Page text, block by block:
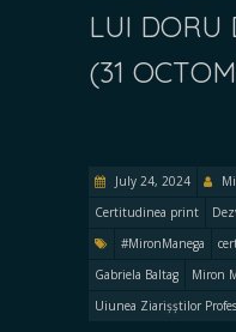
LUI DORU
(31
July 24, 2024
Certitudinea print
#MironManega
Gabriela Baltag
Miron
Uiunea Ziarișștilor